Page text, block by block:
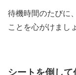
待機時間のたびに
ことを心がけまし
シートを倒し